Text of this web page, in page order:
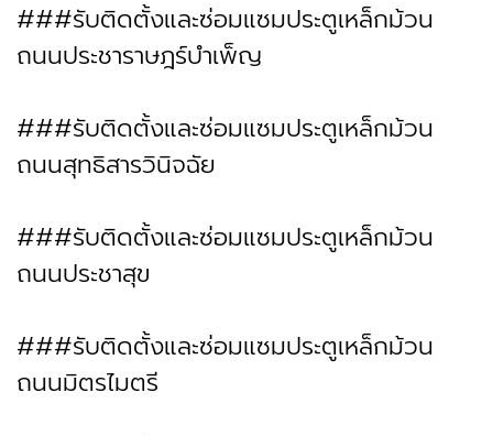
###รับติดตั้งและซ่อมแซมประตูเหล็กม้วน
ถนนประชาราษฎร์บำเพ็ญ
###รับติดตั้งและซ่อมแซมประตูเหล็กม้วน
ถนนสุทธิสารวินิจฉัย
###รับติดตั้งและซ่อมแซมประตูเหล็กม้วน
ถนนประชาสุข
###รับติดตั้งและซ่อมแซมประตูเหล็กม้วน
ถนนมิตรไมตรี